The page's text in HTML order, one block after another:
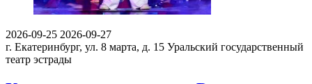
2026-09-25 2026-09-27
г. Екатеринбург, ул. 8 марта, д. 15 Уральский государственный
театр эстрады